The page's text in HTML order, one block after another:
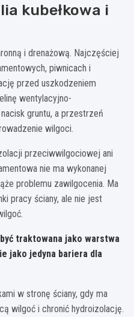
kubełkowa i
i drenażową. Najczęściej
piwnicach i
przed uszkodzeniem
wentylacyjno-
gruntu, a przestrzeń
wilgoci.
przeciwwilgociowej ani
nie ma wykonanej
problemu zawilgocenia. Ma
pracy ściany, ale nie jest
traktowana jako warstwa
jako jedyna bariera dla
w stronę ściany, gdy ma
wilgoć i chronić hydroizolację.